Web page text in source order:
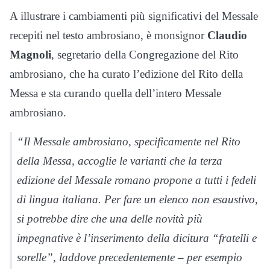
A illustrare i cambiamenti più significativi del Messale
recepiti nel testo ambrosiano, è monsignor Claudio
Magnoli, segretario della Congregazione del Rito
ambrosiano, che ha curato l’edizione del Rito della
Messa e sta curando quella dell’intero Messale
ambrosiano.
“Il Messale ambrosiano, specificamente nel Rito
della Messa, accoglie le varianti che la terza
edizione del Messale romano propone a tutti i fedeli
di lingua italiana. Per fare un elenco non esaustivo,
si potrebbe dire che una delle novità più
impegnative è l’inserimento della dicitura “fratelli e
sorelle”, laddove precedentemente – per esempio